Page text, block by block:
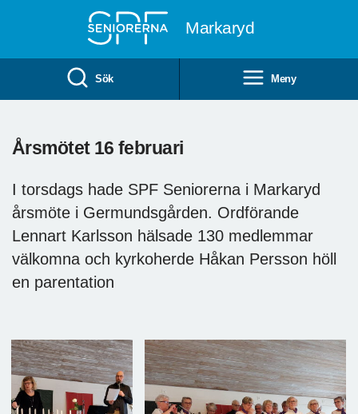
Markaryd
Sök Meny
Årsmötet 16 februari
I torsdags hade SPF Seniorerna i Markaryd
årsmöte i Germundsgården. Ordförande
Lennart Karlsson hälsade 130 medlemmar
välkomna och kyrkoherde Håkan Persson höll
en parentation